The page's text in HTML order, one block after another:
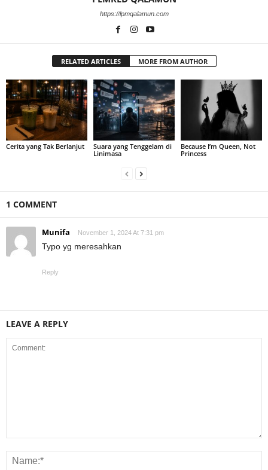
https://lpmqalamun.com
RELATED ARTICLES MORE FROM AUTHOR
Cerita yang Tak Berlanjut
Suara yang Tenggelam di
Linimasa
Because I’m Queen, Not
Princess
1 COMMENT
Munifa November 1, 2024 At 7:31 pm
Typo yg meresahkan
Reply
LEAVE A REPLY